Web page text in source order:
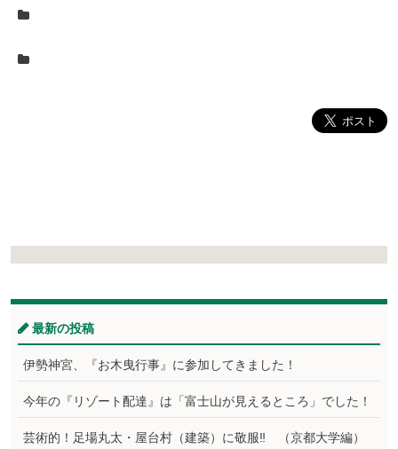
最新の投稿
伊勢神宮、『お木曳行事』に参加してきました！
今年の『リゾート配達』は「富士山が見えるところ」でした！
芸術的！足場丸太・屋台村（建築）に敬服‼ （京都大学編）